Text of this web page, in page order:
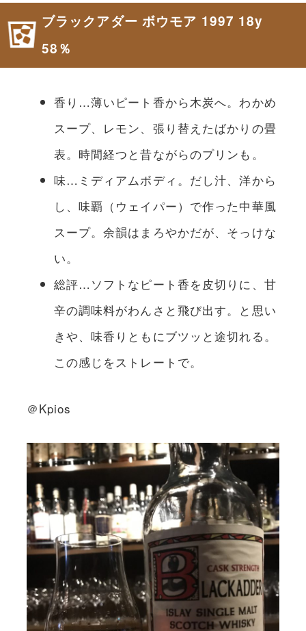
ブラックアダー ボウモア 1997 18y
58％
香り…薄いピート香から木炭へ。わかめ
スープ、レモン、張り替えたばかりの畳
表。時間経つと昔ながらのプリンも。
味…ミディアムボディ。だし汁、洋から
し、味覇（ウェイパー）で作った中華風
スープ。余韻はまろやかだが、そっけな
い。
総評…ソフトなピート香を皮切りに、甘
辛の調味料がわんさと飛び出す。と思い
きや、味香りともにブツッと途切れる。
この感じをストレートで。
＠Kpios